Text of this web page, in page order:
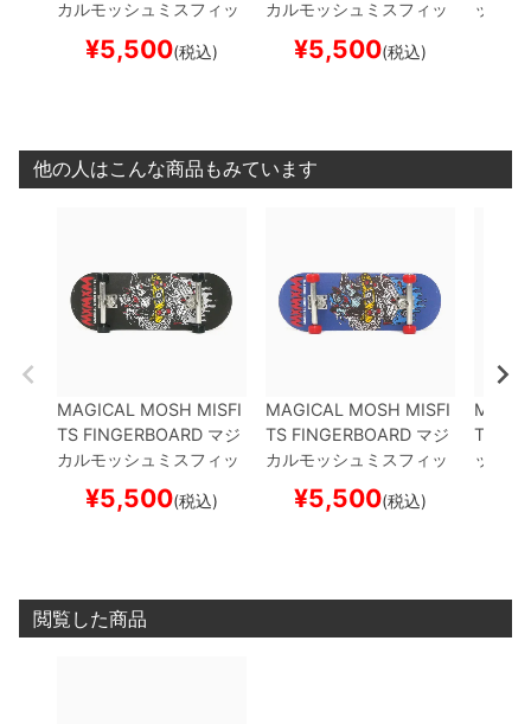
カルモッシュミスフィッ
スケキン肉マン x MxMx
¥5,500(税込)
カルモッシュミスフィッ
スケキン肉マン x MxMx
¥5,500(税込)
ッシュ
他の人はこんな商品もみています
MAGICAL MOSH MISFI
TS FINGERBOARD マジ
カルモッシュミスフィッ
フィンガーボード 指
スケキン肉マン x MxMx
¥5,500(税込)
MAGICAL MOSH MISFI
TS FINGERBOARD マジ
カルモッシュミスフィッ
フィンガーボード 指
スケキン肉マン x MxMx
¥5,500(税込)
TS
ッシュ
閲覧した商品